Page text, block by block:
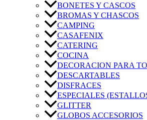
BONETES Y CASCOS
BROMAS Y CHASCOS
CAMPING
CASAFENIX
CATERING
COCINA
DECORACION PARA
DESCARTABLES
DISFRACES
ESPECIALES
GLITTER
GLOBOS ACCESORIOS